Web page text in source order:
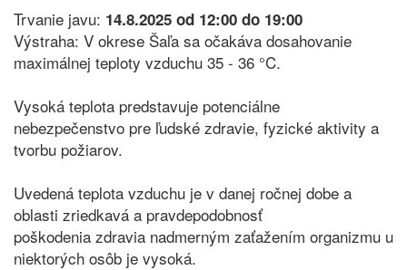
Trvanie javu: 14.8.2025 od 12:00 do 19:00
Výstraha: V okrese Šaľa sa očakáva dosahovanie
maximálnej teploty vzduchu 35 - 36 °C.
Vysoká teplota predstavuje potenciálne
nebezpečenstvo pre ľudské zdravie, fyzické aktivity a
tvorbu požiarov.
Uvedená teplota vzduchu je v danej ročnej dobe a
oblasti zriedkavá a pravdepodobnosť
poškodenia zdravia nadmerným zaťažením organizmu u
niektorých osôb je vysoká.